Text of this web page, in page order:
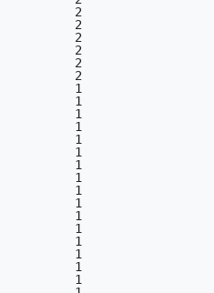
2
)            2
2
2
2
2
1
1
1
1
1
1
1
1
1
1
1
1
1
1
1
1